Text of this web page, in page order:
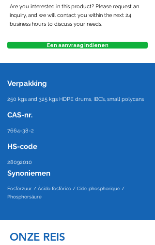
Are you interested in this product? Please request an
inquiry, and we will contact you within the next 24
business hours to discuss your needs.
Een aanvraag indienen
Verpakking
250 kgs and 325 kgs HDPE drums, IBC’s, small polycans
CAS-nr.
7664-38-2
HS-code
28092010
Synoniemen
Fosforzuur / Ácido fosfórico / Cide phosphorique /
Phosphorsäure
ONZE REIS